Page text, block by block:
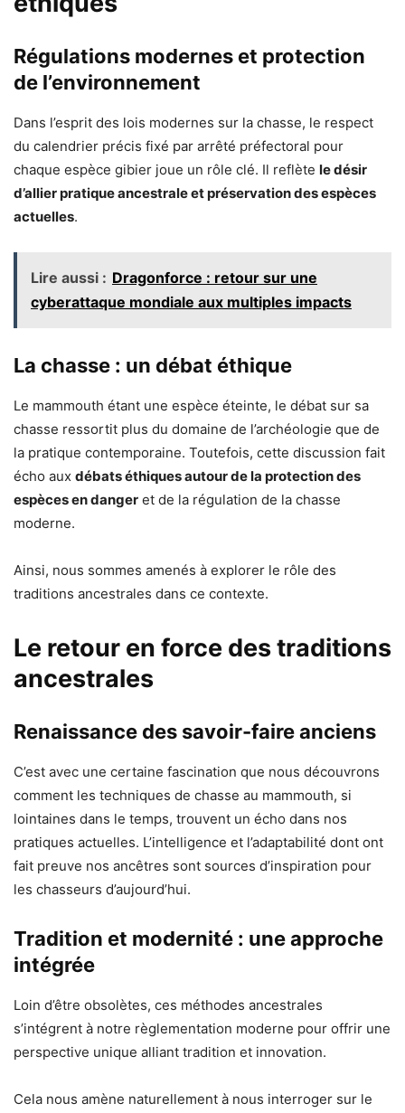
Régulations modernes et protection
de l’environnement
Dans l’esprit des lois modernes sur la chasse, le respect
du calendrier précis fixé par arrêté préfectoral pour
chaque espèce gibier joue un rôle clé. Il reflète le désir
d’allier pratique ancestrale et préservation des espèces
actuelles.
Lire aussi : Dragonforce : retour sur une
cyberattaque mondiale aux multiples impacts
La chasse : un débat éthique
Le mammouth étant une espèce éteinte, le débat sur sa
chasse ressortit plus du domaine de l’archéologie que de
la pratique contemporaine. Toutefois, cette discussion fait
écho aux débats éthiques autour de la protection des
espèces en danger et de la régulation de la chasse
moderne.
Ainsi, nous sommes amenés à explorer le rôle des
traditions ancestrales dans ce contexte.
Le retour en force des traditions
ancestrales
Renaissance des savoir-faire anciens
C’est avec une certaine fascination que nous découvrons
comment les techniques de chasse au mammouth, si
lointaines dans le temps, trouvent un écho dans nos
pratiques actuelles. L’intelligence et l’adaptabilité dont ont
fait preuve nos ancêtres sont sources d’inspiration pour
les chasseurs d’aujourd’hui.
Tradition et modernité : une approche
intégrée
Loin d’être obsolètes, ces méthodes ancestrales
s’intégrent à notre règlementation moderne pour offrir une
perspective unique alliant tradition et innovation.
Cela nous amène naturellement à nous interroger sur le